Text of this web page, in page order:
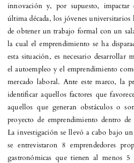
innovación y, por supuesto,
última década, los jóvenes
de obtener un trabajo formal con un
la cual el emprendimiento se ha
esta situación, es necesario desarrollar
el autoempleo y el emprendimiento
mercado laboral. Ante este marco, la
identificar aquellos factores que
aquellos que generan obstáculos o
proyecto de emprendimiento dentro
La investigación se llevó a cabo bajo
se entrevistaron 8 emprendedores
gastronómicas que tienen al menos